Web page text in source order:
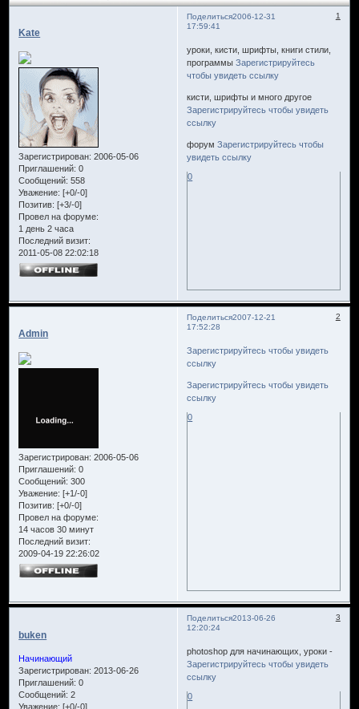
Поделиться 1
2006-12-31
17:59:41
Kate
Зарегистрирован: 2006-05-06
Приглашений: 0
Сообщений: 558
Уважение: [+0/-0]
Позитив: [+3/-0]
Провел на форуме:
1 день 2 часа
Последний визит:
2011-05-08 22:02:18
уроки, кисти, шрифты, книги стили,
программыЗарегистрируйтесь
чтобы увидеть ссылку
кисти, шрифты и много другое
Зарегистрируйтесь чтобы увидеть
ссылку
форумЗарегистрируйтесь чтобы
увидеть ссылку
0
Поделиться 2
2007-12-21
17:52:28
Admin
Зарегистрирован: 2006-05-06
Приглашений: 0
Сообщений: 300
Уважение: [+1/-0]
Позитив: [+0/-0]
Провел на форуме:
14 часов 30 минут
Последний визит:
2009-04-19 22:26:02
Зарегистрируйтесь чтобы увидеть
ссылку
Зарегистрируйтесь чтобы увидеть
ссылку
0
Поделиться 3
2013-06-26
12:20:24
buken
Начинающий
Зарегистрирован: 2013-06-26
Приглашений: 0
Сообщений: 2
Уважение: [+0/-0]
photoshop для начинающих, уроки -
Зарегистрируйтесь чтобы увидеть
ссылку
0